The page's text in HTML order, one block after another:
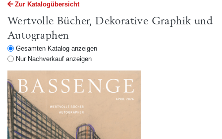
Zur Katalogübersicht
Wertvolle Bücher, Dekorative Graphik und
Autographen
Gesamten Katalog anzeigen
Nur Nachverkauf anzeigen